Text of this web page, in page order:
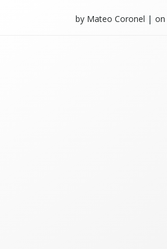
by Mateo Coronel | on